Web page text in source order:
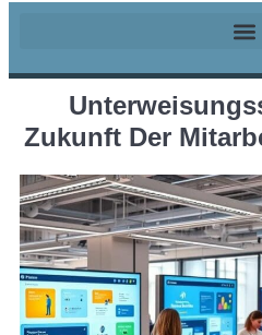
Zukunft Der